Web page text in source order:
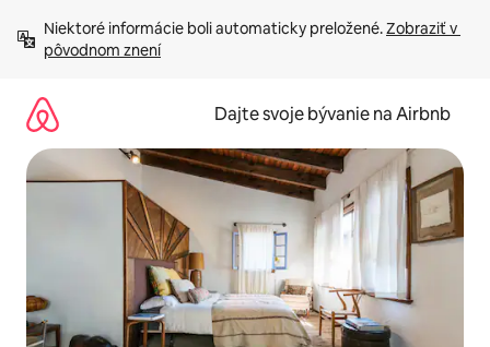
obsah.
Niektoré informácie boli automaticky preložené. Zobraziť v
pôvodnom znení
Dajte svoje bývanie na Airbnb